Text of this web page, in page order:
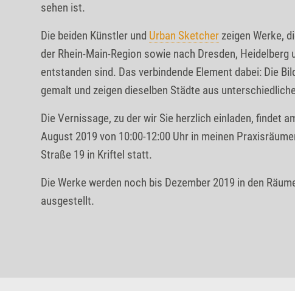
sehen ist.
Die beiden Künstler und Urban Sketcher zeigen Werke,
der Rhein-Main-Region sowie nach Dresden, Heidelberg
entstanden sind. Das verbindende Element dabei: Die
gemalt und zeigen dieselben Städte aus
Die Vernissage, zu der wir Sie herzlich einladen, findet
August 2019 von 10:00-12:00 Uhr in meinen
Straße 19 in Kriftel statt.
Die Werke werden noch bis Dezember 2019 in den
ausgestellt.